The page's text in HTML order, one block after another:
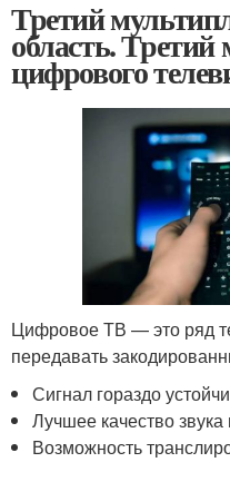
Третий
область. Третий
цифрового
Цифровое ТВ — это ряд
передавать
Сигнал гораздо
Лучшее качество
Возможность